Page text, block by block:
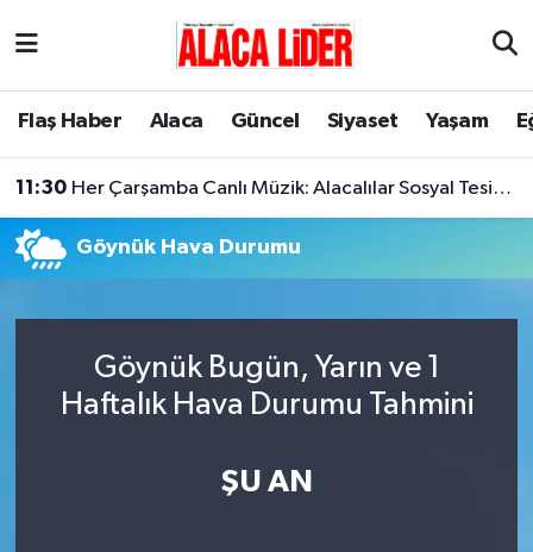
Flaş Haber Alaca Güncel Siyaset Yaşam
11:30 Her Çarşamba Canlı Müzik: Alacalılar Sosyal Tesislerde Buluşuyor!
Göynük Hava Durumu
Göynük Bugün, Yarın ve 1
Haftalık Hava Durumu Tahmini
ŞU AN
Çorum Nöbetçi Eczaneler
Tüm Manşetler